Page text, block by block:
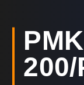
PMK
200/